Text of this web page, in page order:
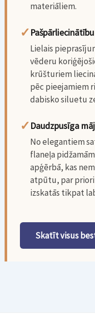
materiāliem.
✓
Lielais
vēderu
krūšturiem
pēc pieejamiem
dabisko siluetu
✓ Daudzpusīga
No elegantiem
flaneļa
apģērbā, kas
atpūtu, par
izskatās tikpat
Skatīt visus